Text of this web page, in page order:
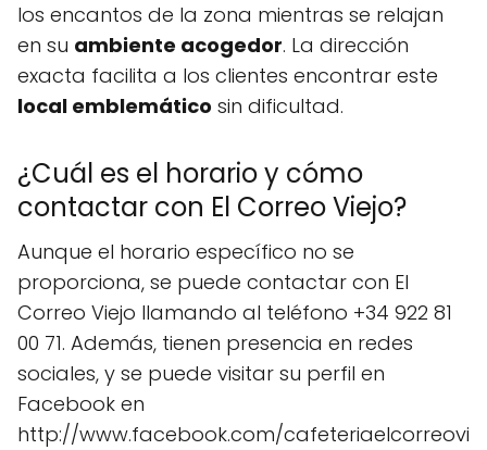
los encantos de la zona mientras se relajan
en su ambiente acogedor. La dirección
exacta facilita a los clientes encontrar este
local emblemático sin dificultad.
¿Cuál es el horario y cómo
contactar con El Correo Viejo?
Aunque el horario específico no se
proporciona, se puede contactar con El
Correo Viejo llamando al teléfono +34 922 81
00 71. Además, tienen presencia en redes
sociales, y se puede visitar su perfil en
Facebook en
http://www.facebook.com/cafeteriaelcorreovi